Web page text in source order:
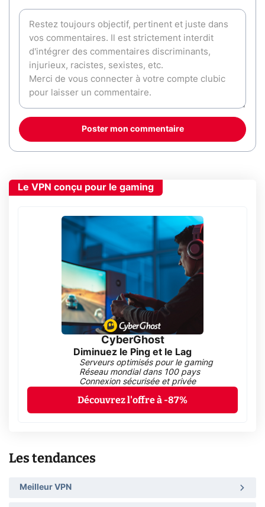
Poster mon commentaire
Le VPN conçu pour le gaming
CyberGhost
Diminuez le Ping et le Lag
Serveurs optimisés pour le gaming
Réseau mondial dans 100 pays
Connexion sécurisée et privée
Découvrez l'offre à -87%
Les tendances
Meilleur VPN